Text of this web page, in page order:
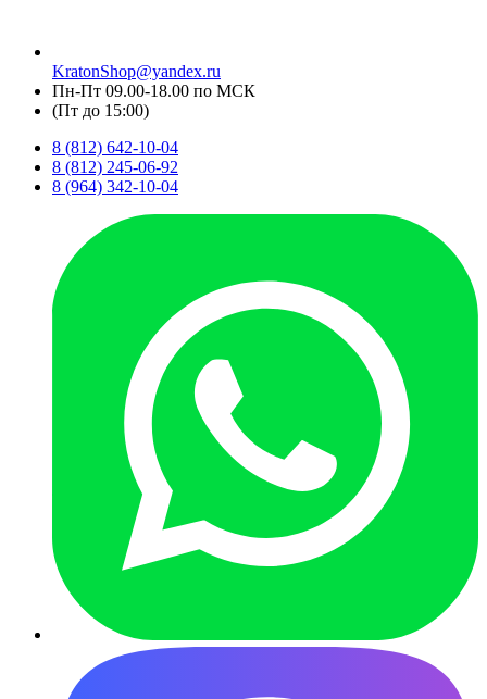
KratonShop@yandex.ru
Пн-Пт 09.00-18.00 по МСК
(Пт до 15:00)
8 (812) 642-10-04
8 (812) 245-06-92
8 (964) 342-10-04